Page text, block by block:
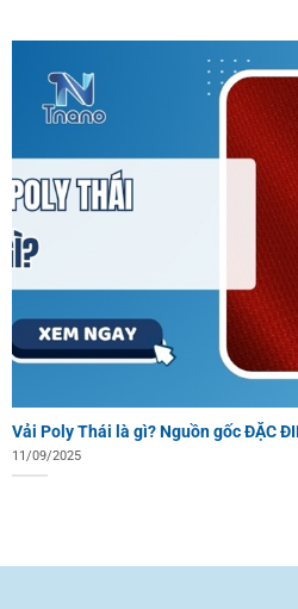
Vải Poly Thái là gì? Nguồn gốc ĐẶC
11/09/2025